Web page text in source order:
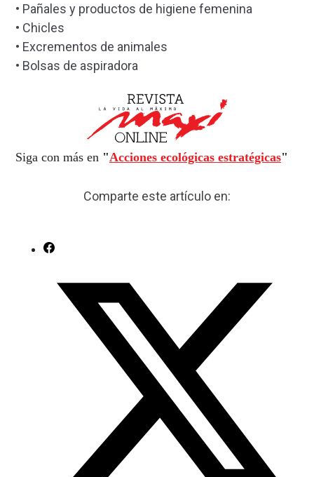
• Pañales y productos de higiene femenina
• Chicles
• Excrementos de animales
• Bolsas de aspiradora
Siga con más en "Acciones ecológicas estratégicas"
Comparte este artículo en: